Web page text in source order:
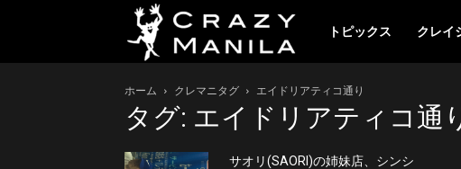
レ
イ
トピックス クレイ
ホーム クレマニタグ エイドリアティコ通り
タグ: エイドリアティコ通
サオリ(SAORI)の姉妹店、シンシ